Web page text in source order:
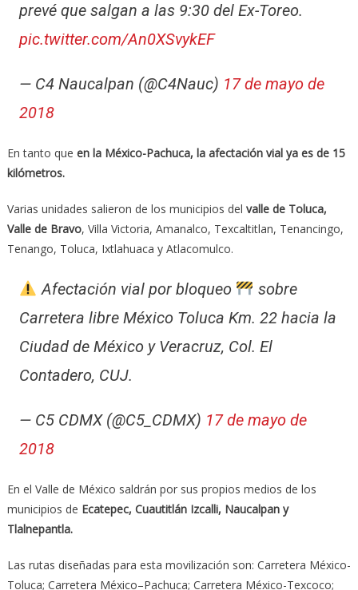
prevé que salgan a las 9:30 del Ex-Toreo.
pic.twitter.com/An0XSvykEF
— C4 Naucalpan (@C4Nauc) 17 de mayo de
2018
En tanto que en la México-Pachuca, la afectación vial ya es de 15
kilómetros.
Varias unidades salieron de los municipios del valle de Toluca,
Valle de Bravo, Villa Victoria, Amanalco, Texcaltitlan, Tenancingo,
Tenango, Toluca, Ixtlahuaca y Atlacomulco.
Afectación vial por bloqueo
sobre
Carretera libre México Toluca Km. 22 hacia la
Ciudad de México y Veracruz, Col. El
Contadero, CUJ.
— C5 CDMX (@C5_CDMX) 17 de mayo de
2018
En el Valle de México saldrán por sus propios medios de los
municipios de Ecatepec, Cuautitlán Izcalli, Naucalpan y
Tlalnepantla.
Las rutas diseñadas para esta movilización son: Carretera México-
Toluca; Carretera México–Pachuca; Carretera México-Texcoco;